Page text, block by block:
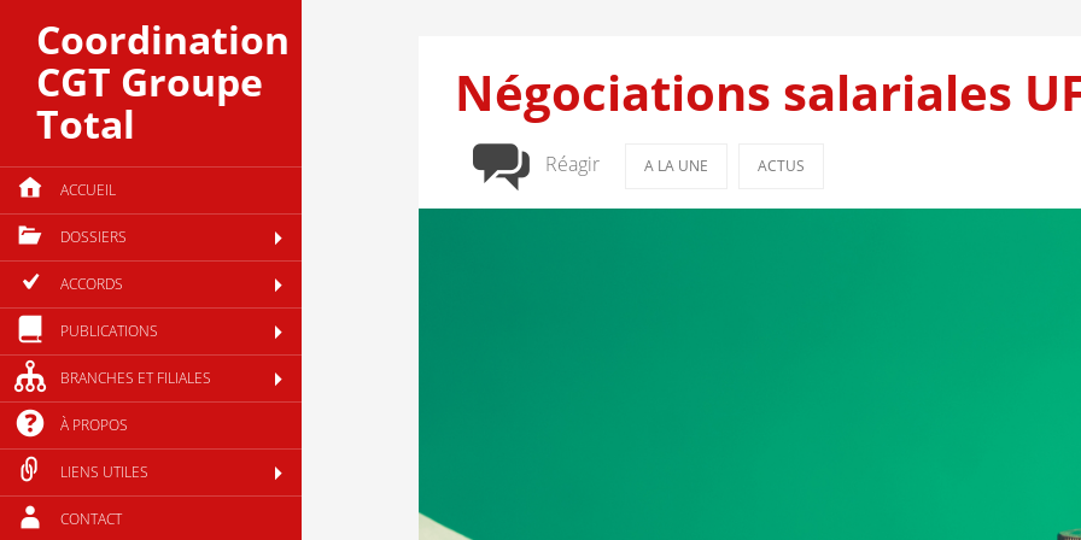
Coordination
CGT Groupe
Total
ACCUEIL
DOSSIERS
ACCORDS
PUBLICATIONS
BRANCHES ET FILIALES
À PROPOS
LIENS UTILES
CONTACT
Négociations salariales
Réagir A LA UNE ACTUS